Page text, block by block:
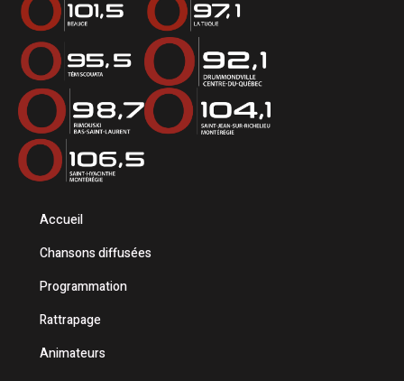
Accueil
Chansons diffusées
Programmation
Rattrapage
Animateurs